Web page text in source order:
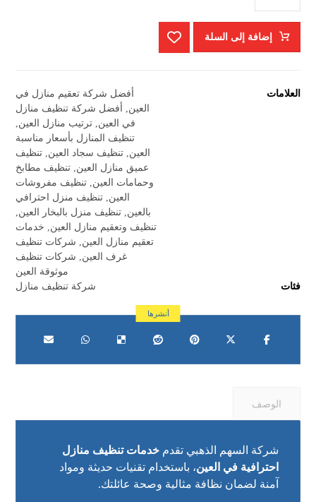
إضافة إلى السلة
العلامات
أفضل شركة تعقيم منازل في
العين
أفضل شركة تنظيف منازل
في العين ترتيب منازل العين
تنظيف المنازل بأسعار مناسبة
العين تنظيف سجاد العين تنظيف
عميق منازل العين تنظيف مطابخ
وحمامات العين تنظيف مفروشات
العين تنظيف منزل احترافي
بالعين تنظيف منزل بالبخار العين
تنظيف وتعقيم منازل العين
خدمات
تعقيم منازل العين
شركات تنظيف
غرف العين
شركات تنظيف
موثوقة العين
فئات
شركة تنظيف منازل
الوصف
شركة السهم الذهبي تقدمخدمات تنظيف منازل
احترافية في العين، باستخدام تقنيات حديثة ومواد
آمنة لضمان نظافة مثالية وصحة عائلتك.